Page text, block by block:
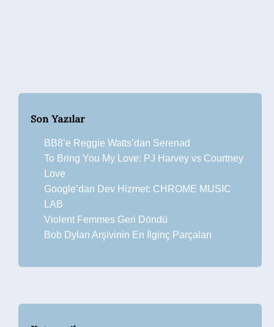
Son Yazılar
BB8’e Reggie Watts’dan Serenad
To Bring You My Love: PJ Harvey vs Courtney
Love
Google’dan Dev Hizmet: CHROME MUSIC
LAB
Violent Femmes Geri Döndü
Bob Dylan Arşivinin En İlginç Parçaları